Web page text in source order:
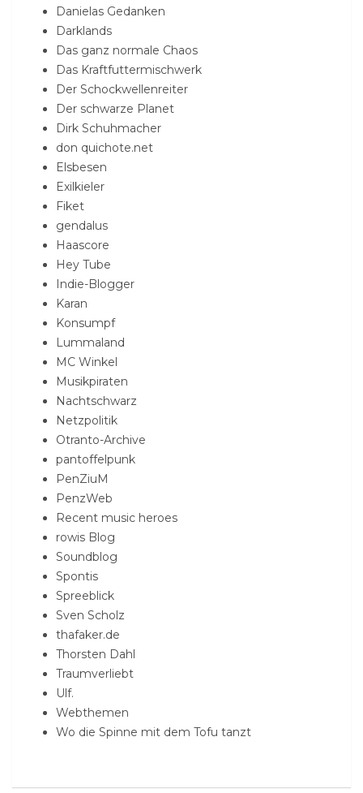
Danielas Gedanken
Darklands
Das ganz normale Chaos
Das Kraftfuttermischwerk
Der Schockwellenreiter
Der schwarze Planet
Dirk Schuhmacher
don quichote.net
Elsbesen
Exilkieler
Fiket
gendalus
Haascore
Hey Tube
Indie-Blogger
Karan
Konsumpf
Lummaland
MC Winkel
Musikpiraten
Nachtschwarz
Netzpolitik
Otranto-Archive
pantoffelpunk
PenZiuM
PenzWeb
Recent music heroes
rowis Blog
Soundblog
Spontis
Spreeblick
Sven Scholz
thafaker.de
Thorsten Dahl
Traumverliebt
Ulf.
Webthemen
Wo die Spinne mit dem Tofu tanzt